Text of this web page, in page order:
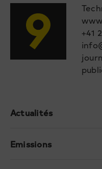
+41
Actualités
Emissions